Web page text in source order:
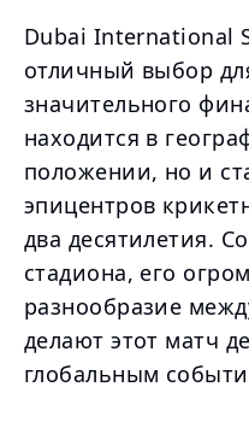
Dubai International
отличный выбор
значительного
находится в
положении, но и
эпицентров
два десятилетия.
стадиона, его
разнообразие
делают этот матч
глобальным